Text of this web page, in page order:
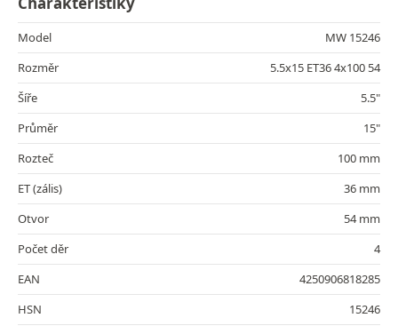
Model
MW 15246
Rozměr
5.5x15 ET36 4x100 54
Šíře
5.5"
Průměr
15"
Rozteč
100 mm
ET (zális)
36 mm
Otvor
54 mm
Počet děr
4
EAN
4250906818285
HSN
15246